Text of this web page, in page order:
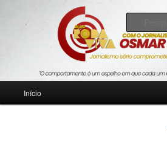
Blog Roda Viva
Jornalismo sério comprometido com a
Início